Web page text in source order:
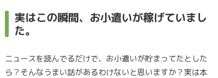
実はこの瞬間、お小遣いが稼げていまし
た。
ニュースを読んでるだけで、お小遣いが貯まってたとした
ら？そんなうまい話があるわけないと思いますか？実は本